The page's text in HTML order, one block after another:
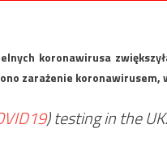
koronawirusa
zarażenie koronawirusem,
) testing in the UK: